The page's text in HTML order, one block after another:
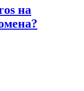
на